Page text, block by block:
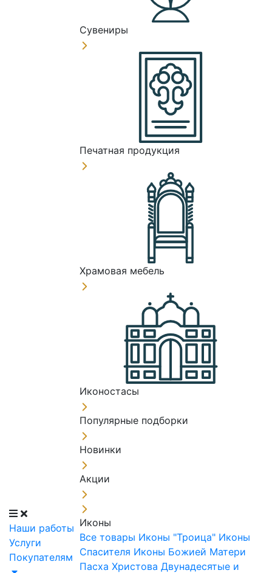
Наши работы
Услуги
Покупателям
Сувениры
Печатная продукция
Храмовая мебель
Иконостасы
Популярные подборки
Новинки
Акции
Иконы
Все товары Иконы "Троица" Иконы
Спасителя Иконы Божией Матери
Пасха Христова Двунадесятые и